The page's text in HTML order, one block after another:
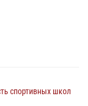
спортивных школ